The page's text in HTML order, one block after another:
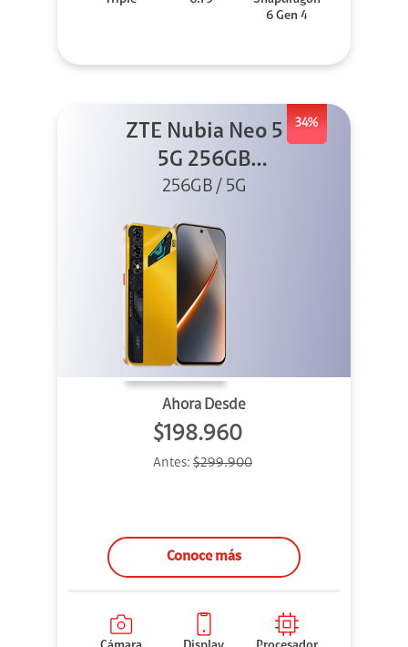
6 Gen 4
34%
ZTE Nubia Neo 5
5G 256GB
Dorado
256GB / 5G
Ahora Desde
$198.960
Antes: $299.900
Conoce más